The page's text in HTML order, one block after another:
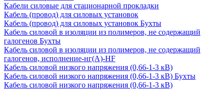
Кабели силовые для стационарной прокладки
Кабель (провод) для силовых установок
Кабель (провод) для силовых установок Бухты
Кабель силовой в изоляции из полимеров, не содержащий
галогенов Бухты
Кабель силовой в изоляции из полимеров, не содержащий
галогенов, исполнение-нг(А)-HF
Кабель силовой низкого напряжения (0,66-1-3 кВ)
Кабель силовой низкого напряжения (0,66-1-3 кВ) Бухты
Кабель силовой низкого напряжения (0,66-1-3 кВ)